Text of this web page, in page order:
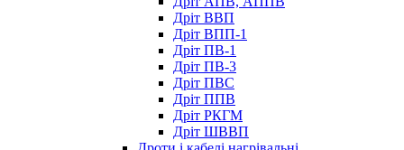
Дріт ВВП
Дріт ВПП-1
Дріт ПВ-1
Дріт ПВ-3
Дріт ПВС
Дріт ППВ
Дріт РКГМ
Дріт ШВВП